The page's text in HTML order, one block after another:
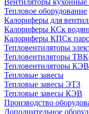
Вентиляторы
Тепловое оборудование
Калориферы для
Калориферы КСк
Калориферы КПСк
Тепловентиляторы
Тепловентиляторы
Тепловентиляторы КЭВ
Тепловые завесы
Тепловые завесы ЭТЗ
Тепловые завесы КЭВ
Производство
Дополнительное